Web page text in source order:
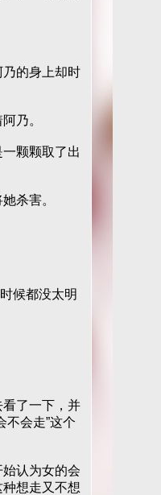
的身上却时
乃。
颗颗取了出
杀害。
候都没太明
了一下，并
不会走”这个
认为女的会
想走又不想